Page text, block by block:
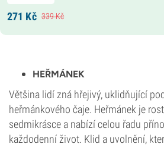
271 Kč 339Kč
HEŘMÁNEK
Většina lidí zná hřejivý, uklidňující
heřmánkového čaje. Heřmánek je
sedmikrásce a nabízí celou řadu
každodenní život. Klid a uvolnění,